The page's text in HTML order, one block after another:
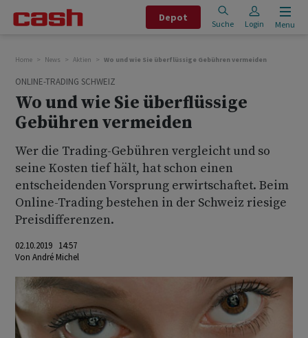
Depot
Suche Login Menu
Home News Aktien Wo und wie Sie überflüssige Gebühren vermeiden
ONLINE-TRADING SCHWEIZ
Wo und wie Sie überflüssige
Gebühren vermeiden
Wer die Trading-Gebühren vergleicht und so
seine Kosten tief hält, hat schon einen
entscheidenden Vorsprung erwirtschaftet. Beim
Online-Trading bestehen in der Schweiz riesige
Preisdifferenzen.
02.10.2019 14:57
Von André Michel